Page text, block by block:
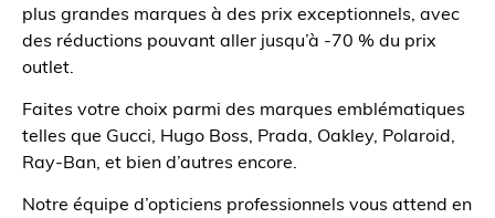
plus grandes marques à des prix exceptionnels, avec
des réductions pouvant aller jusqu’à -70 % du prix
outlet.
Faites votre choix parmi des marques emblématiques
telles que Gucci, Hugo Boss, Prada, Oakley, Polaroid,
Ray-Ban, et bien d’autres encore.
Notre équipe d’opticiens professionnels vous attend en